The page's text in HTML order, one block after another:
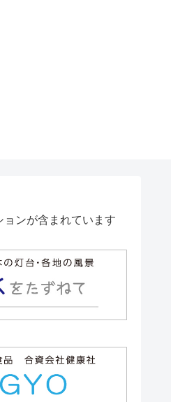
ンが含まれています